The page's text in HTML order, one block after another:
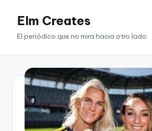
SaltarElm Creates
El periódico que no mira hacia otro lado.